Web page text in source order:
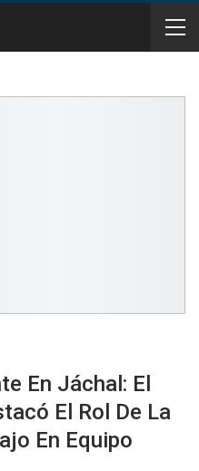
En Jáchal: El
El Rol De La
En Equipo